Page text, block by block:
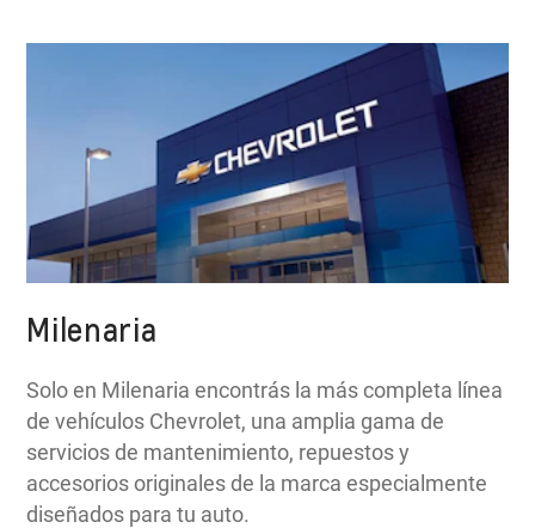
Milenaria
Solo en Milenaria encontrás la más completa línea
de vehículos Chevrolet, una amplia gama de
servicios de mantenimiento, repuestos y
accesorios originales de la marca especialmente
diseñados para tu auto.